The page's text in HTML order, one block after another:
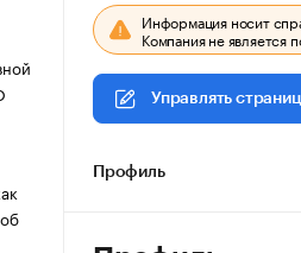
Информация носит
Компания не является
Управлять
Профиль